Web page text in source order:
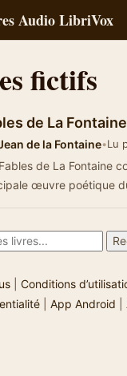
Audio LibriVox
fictifs
de La Fontaine
de la Fontaine•Lu
de La Fontaine
œuvre poétique
| Conditions
App Android